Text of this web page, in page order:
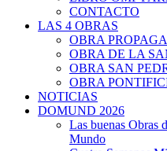
CONTACTO
LAS 4 OBRAS
OBRA
OBRA DE LA
OBRA SAN
OBRA
NOTICIAS
DOMUND 2026
Las buenas Obras
Mundo